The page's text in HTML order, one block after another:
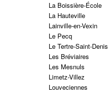
La Boissière-École
La Hauteville
Lainville-en-Vexin
Le Pecq
Le Tertre-Saint-Denis
Les Bréviaires
Les Mesnuls
Limetz-Villez
Louveciennes